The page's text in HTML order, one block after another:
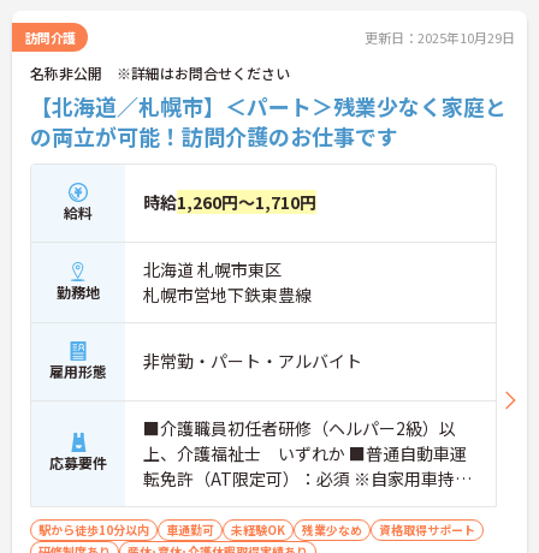
に詳細をご案内しますのでお気軽にご相談くださ
い！
訪問介護 更新日：2025年10月29日
名称非公開 ※詳細はお問合せください
【北海道／札幌市】＜パート＞残業少なく家庭と
の両立が可能！訪問介護のお仕事です
給料 時給1,260円～1,710円
勤務地
北海道 札幌市東区
札幌市営地下鉄東豊線
雇用形態 非常勤・パート・アルバイト
応募要件
■介護職員初任者研修（ヘルパー2級）以
上、介護福祉士 いずれか ■普通自動車運
転免許（AT限定可）：必須 ※自家用車持込
み可能な方
駅から徒歩10分以内 車通勤可 未経験OK 残業少なめ
資格取得サポート